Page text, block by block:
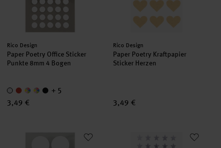
Hersteller:
Rico Design
Paper Poetry Office Sticker
Punkte 8mm 4 Bogen
+ 5
3,49 €
Hersteller:
Rico Design
Paper Poetry Kraftpapier
Sticker Herzen
3,49 €
Paper Poetry Office Sticker Punkte 25mm 4 Bogen
Paper Poetry Sticker Sterne